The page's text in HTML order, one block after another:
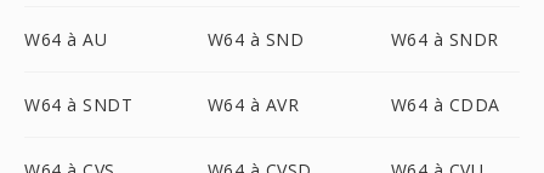
W64 à AU W64 à SND W64 à SNDR
W64 à SNDT W64 à AVR W64 à CDDA